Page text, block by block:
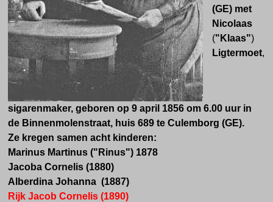
(GE) met
Nicolaas
("Klaas")
Ligtermoet,
sigarenmaker, geboren op 9 april 1856 om 6.00 uur in
de Binnenmolenstraat, huis 689 te Culemborg (GE).
Ze kregen samen acht kinderen:
Marinus Martinus ("Rinus") 1878
Jacoba Cornelis (1880)
Alberdina Johanna (1887)
Rijk Jacob Cornelis (1890)